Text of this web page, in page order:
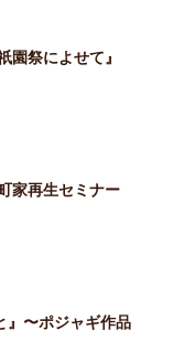
園祭によせて』
家再生セミナー
』〜ポジャギ作品